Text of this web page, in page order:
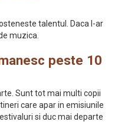
talentul. Daca l-ar
muzica.
peste 10
Sunt tot mai multi copii
care apar in emisiunile
si duc mai departe